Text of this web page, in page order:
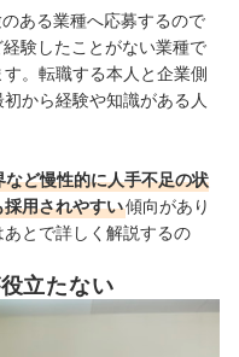
ある業種へ応募するので
験したことがない業種で
。転職する本人と企業側
から経験や知識がある人
ど慢性的に人手不足の状
用されやすい傾向があり
あとで詳しく解説するの
立たない